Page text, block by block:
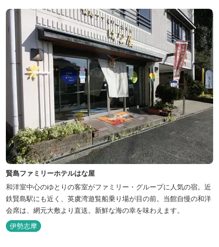
賢島ファミリーホテルはな屋
和洋室中心のゆとりの客室がファミリー・グループに人気の宿。近
鉄賢島駅にも近く、英虞湾遊覧船乗り場が目の前。当館自慢の和洋
会席は、網元大敷より直送。新鮮な海の幸を味わえます。
伊勢志摩